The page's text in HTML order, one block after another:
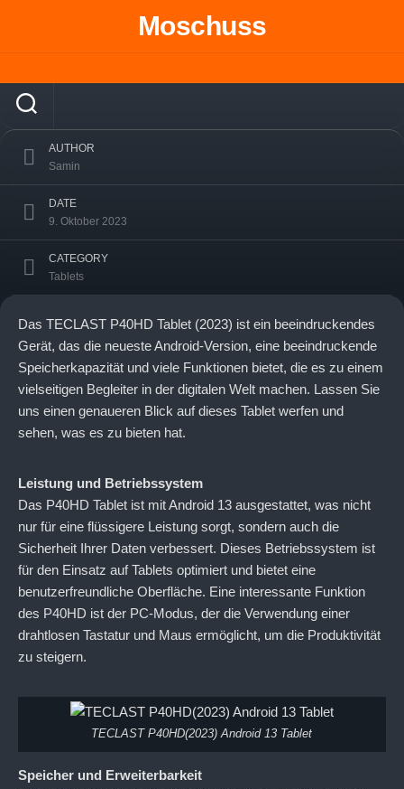
Moschuss
AUTHOR
Samin
DATE
9. Oktober 2023
CATEGORY
Tablets
Das TECLAST P40HD Tablet (2023) ist ein beeindruckendes
Gerät, das die neueste Android-Version, eine beeindruckende
Speicherkapazität und viele Funktionen bietet, die es zu einem
vielseitigen Begleiter in der digitalen Welt machen. Lassen Sie
uns einen genaueren Blick auf dieses Tablet werfen und
sehen, was es zu bieten hat.
Leistung und Betriebssystem
Das P40HD Tablet ist mit Android 13 ausgestattet, was nicht
nur für eine flüssigere Leistung sorgt, sondern auch die
Sicherheit Ihrer Daten verbessert. Dieses Betriebssystem ist
für den Einsatz auf Tablets optimiert und bietet eine
benutzerfreundliche Oberfläche. Eine interessante Funktion
des P40HD ist der PC-Modus, der die Verwendung einer
drahtlosen Tastatur und Maus ermöglicht, um die Produktivität
zu steigern.
TECLAST P40HD(2023) Android 13 Tablet
Speicher und Erweiterbarkeit